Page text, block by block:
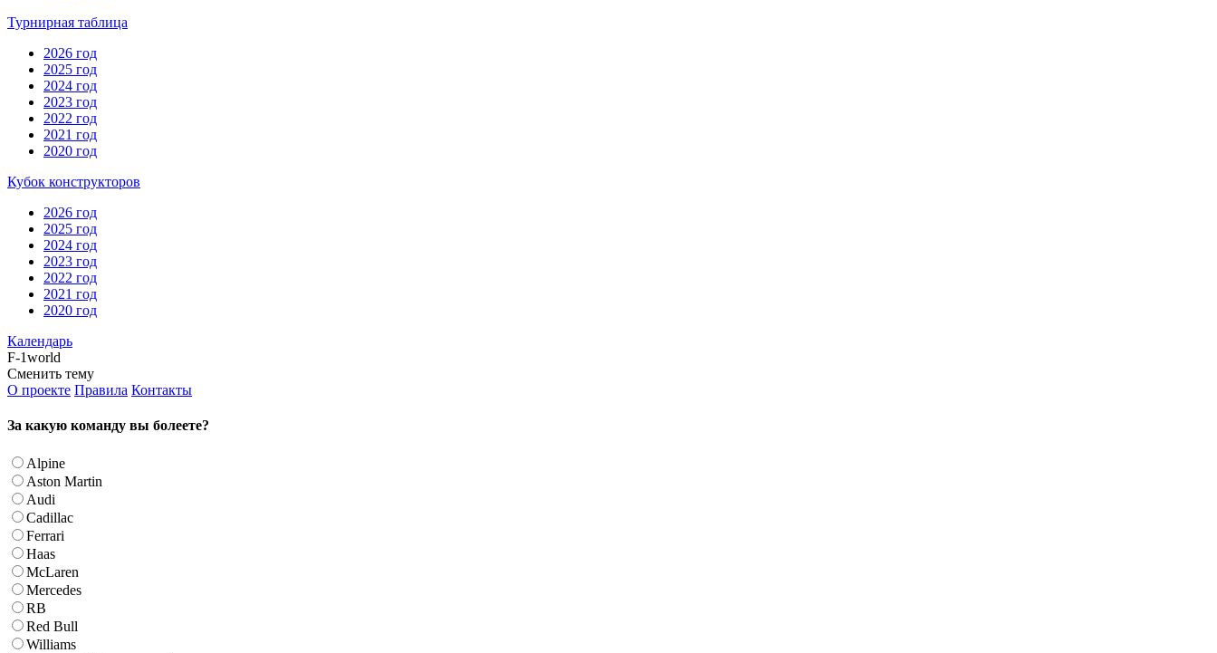
Турнирная таблица
2026 год
2025 год
2024 год
2023 год
2022 год
2021 год
2020 год
Кубок конструкторов
2026 год
2025 год
2024 год
2023 год
2022 год
2021 год
2020 год
Календарь
F-1world
Сменить тему
О проекте Правила Контакты
За какую команду вы болеете?
Alpine
Aston Martin
Audi
Cadillac
Ferrari
Haas
McLaren
Mercedes
RB
Red Bull
Williams